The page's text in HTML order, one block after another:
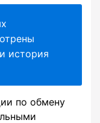
история
по обмену